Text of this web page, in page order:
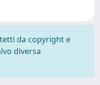
da copyright e
diversa